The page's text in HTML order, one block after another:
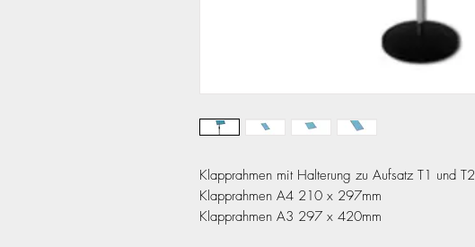
Klapprahmen mit Halterung zu Aufsatz T1 und T2
Klapprahmen A4 210 x 297mm
Klapprahmen A3 297 x 420mm